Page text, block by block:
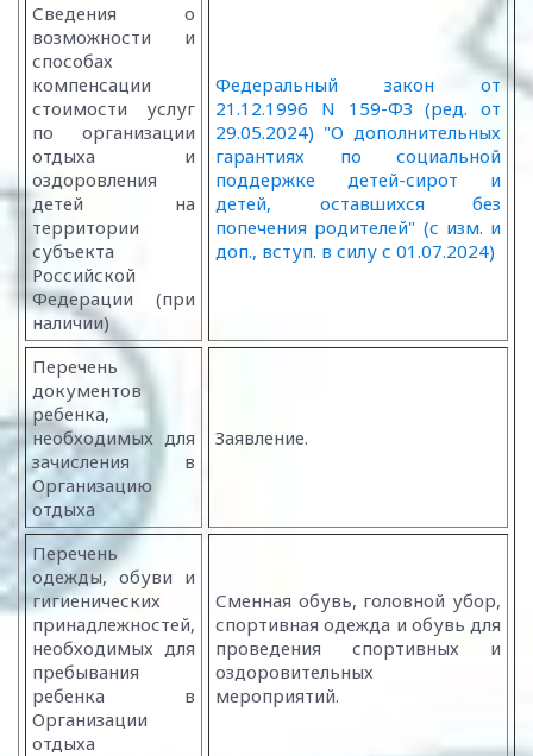
Сведения о
возможности и
способах
компенсации
стоимости услуг
по организации
отдыха и
оздоровления
детей на
территории
субъекта
Российской
Федерации (при
наличии)
Федеральный закон от
21.12.1996 N 159-ФЗ (ред. от
29.05.2024) "О дополнительных
гарантиях по социальной
поддержке детей-сирот и
детей, оставшихся без
попечения родителей" (с изм. и
доп., вступ. в силу с 01.07.2024)
Перечень
документов
ребенка,
необходимых для
зачисления в
Организацию
отдыха
Заявление.
Перечень
одежды, обуви и
гигиенических
принадлежностей,
необходимых для
пребывания
ребенка в
Организации
отдыха
Сменная обувь, головной убор,
спортивная одежда и обувь для
проведения спортивных и
оздоровительных
мероприятий.